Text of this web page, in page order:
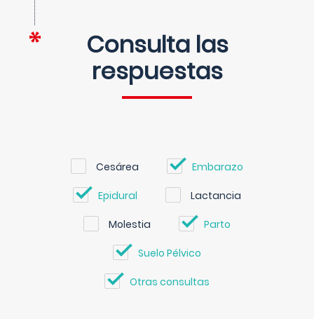
Consulta las
respuestas
Cesárea Embarazo
Epidural Lactancia
Molestia Parto
Suelo Pélvico
Otras consultas